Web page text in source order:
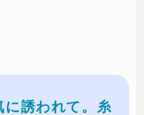
に誘われて。糸